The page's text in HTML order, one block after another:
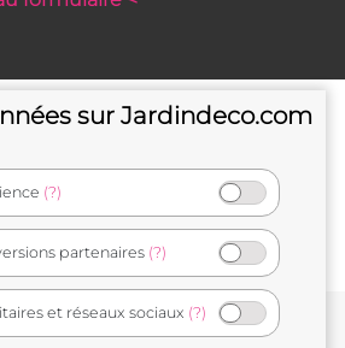
commerçant français
sur Jardindeco.com
(?)
partenaires (?)
et réseaux sociaux (?)